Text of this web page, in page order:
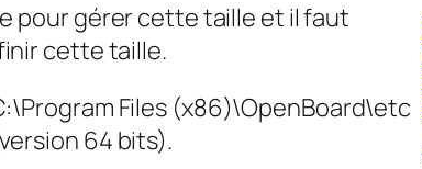
pour gérer cette taille et il faut
cette taille.
Files (x86)\OpenBoard\etc
64 bits).